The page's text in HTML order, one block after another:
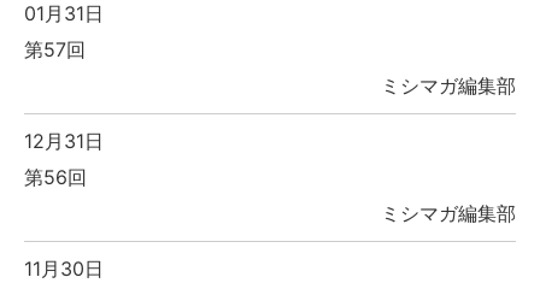
01月31日
第57回
ミシマガ編集部
12月31日
第56回
ミシマガ編集部
11月30日